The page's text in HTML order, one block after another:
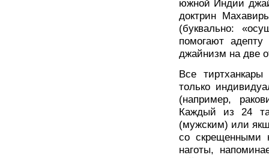
южной Индии
доктрин
(буквально:
помогают адепту
джайнизм на две
Все
только
(например,
Каждый из 24
(мужским) или
со скрещенными
наготы,